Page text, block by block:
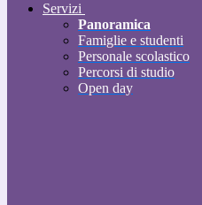
Servizi
Panoramica
Famiglie e studenti
Personale scolastico
Percorsi di studio
Open day